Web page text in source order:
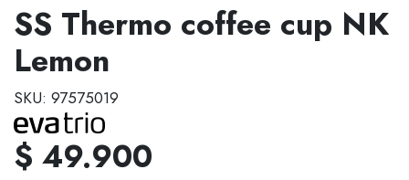
SS Thermo coffee cup NK
Lemon
SKU: 97575019
$ 49.900